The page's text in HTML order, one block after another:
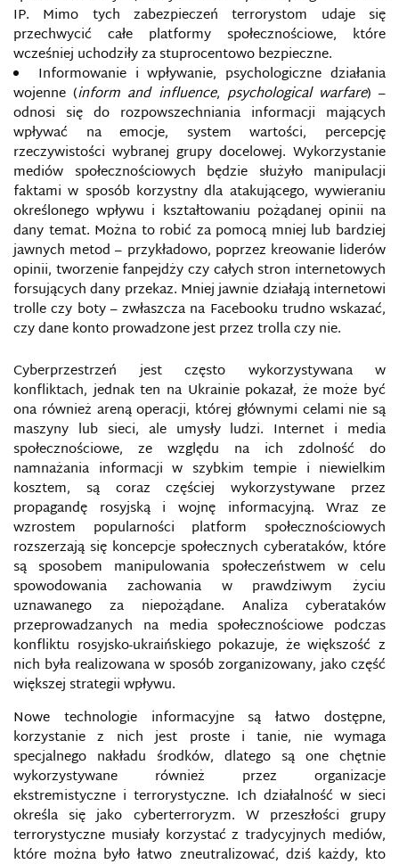
IP. Mimo tych zabezpieczeń terrorystom udaje się
przechwycić całe platformy społecznościowe, które
wcześniej uchodziły za stuprocentowo bezpieczne.
Informowanie i wpływanie, psychologiczne działania
wojenne (inform and influence, psychological warfare) –
odnosi się do rozpowszechniania informacji mających
wpływać na emocje, system wartości, percepcję
rzeczywistości wybranej grupy docelowej. Wykorzystanie
mediów społecznościowych będzie służyło manipulacji
faktami w sposób korzystny dla atakującego, wywieraniu
określonego wpływu i kształtowaniu pożądanej opinii na
dany temat. Można to robić za pomocą mniej lub bardziej
jawnych metod – przykładowo, poprzez kreowanie liderów
opinii, tworzenie fanpejdży czy całych stron internetowych
forsujących dany przekaz. Mniej jawnie działają internetowi
trolle czy boty – zwłaszcza na Facebooku trudno wskazać,
czy dane konto prowadzone jest przez trolla czy nie.
Cyberprzestrzeń jest często wykorzystywana w
konfliktach, jednak ten na Ukrainie pokazał, że może być
ona również areną operacji, której głównymi celami nie są
maszyny lub sieci, ale umysły ludzi. Internet i media
społecznościowe, ze względu na ich zdolność do
namnażania informacji w szybkim tempie i niewielkim
kosztem, są coraz częściej wykorzystywane przez
propagandę rosyjską i wojnę informacyjną. Wraz ze
wzrostem popularności platform społecznościowych
rozszerzają się koncepcje społecznych cyberataków, które
są sposobem manipulowania społeczeństwem w celu
spowodowania zachowania w prawdziwym życiu
uznawanego za niepożądane. Analiza cyberataków
przeprowadzanych na media społecznościowe podczas
konfliktu rosyjsko-ukraińskiego pokazuje, że większość z
nich była realizowana w sposób zorganizowany, jako część
większej strategii wpływu.
Nowe technologie informacyjne są łatwo dostępne,
korzystanie z nich jest proste i tanie, nie wymaga
specjalnego nakładu środków, dlatego są one chętnie
wykorzystywane również przez organizacje
ekstremistyczne i terrorystyczne. Ich działalność w sieci
określa się jako cyberterroryzm. W przeszłości grupy
terrorystyczne musiały korzystać z tradycyjnych mediów,
które można było łatwo zneutralizować, dziś każdy, kto
METODY WALKI INFORMACYJNEJ W MEDIACH
ELEKTRONICZNYCH
METODY WALKI Z INFORMACJĄ W
ELEKTRONICZNYCH ŚRODKACH MASOWEGO
PRZEKAZU
MIĘDZYNARODOWA ORGANIZACJA ATRYBUCJI
CYBERATAKÓW
MINISTERSTWO POLITYKI INFORMACYJNEJ
UKRAINY (MPI)
MONITOROWANIE WŁADZY
MYSPACE
NIEMILITARNE METODY PROWADZENIA WOJNY
HYBRYDOWEJ
NIEOGŁOSZONA WOJNA INFORMACYJNA KREMLA
OBRONA INFORMACYJNA
OCHRONA WŁASNOŚCI INTELEKTUALNEJ W SIECI
ODDZIAŁY CYBERNETYCZNE W WOJSKU POLSKIM
OKNO OVERTONA
OPERACJE INFORMACYJNE
OPERACJE PROPAGANDOWE
OPERACJE PSYCHOLOGICZNE
OPERACJE WOJSKOWEJ DEZINFORMACJI
OPINIA PUBLICZNA